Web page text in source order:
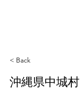
< Back
沖縄県中城村